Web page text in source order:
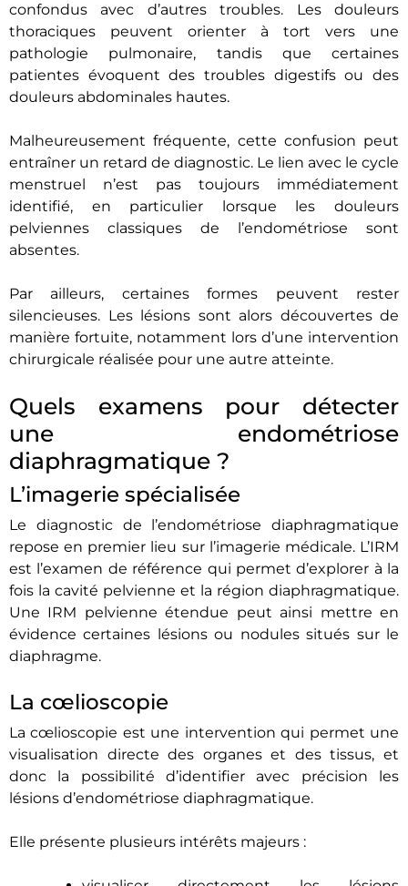
confondus avec d’autres troubles. Les douleurs
thoraciques peuvent orienter à tort vers une
pathologie pulmonaire, tandis que certaines
patientes évoquent des troubles digestifs ou des
douleurs abdominales hautes.
Malheureusement fréquente, cette confusion peut
entraîner un retard de diagnostic. Le lien avec le cycle
menstruel n’est pas toujours immédiatement
identifié, en particulier lorsque les douleurs
pelviennes classiques de l’endométriose sont
absentes.
Par ailleurs, certaines formes peuvent rester
silencieuses. Les lésions sont alors découvertes de
manière fortuite, notamment lors d’une intervention
chirurgicale réalisée pour une autre atteinte.
Quels examens pour détecter
une endométriose
diaphragmatique ?
L’imagerie spécialisée
Le diagnostic de l’endométriose diaphragmatique
repose en premier lieu sur l’imagerie médicale. L’IRM
est l’examen de référence qui permet d’explorer à la
fois la cavité pelvienne et la région diaphragmatique.
Une IRM pelvienne étendue peut ainsi mettre en
évidence certaines lésions ou nodules situés sur le
diaphragme.
La cœlioscopie
La cœlioscopie est une intervention qui permet une
visualisation directe des organes et des tissus, et
donc la possibilité d’identifier avec précision les
lésions d’endométriose diaphragmatique.
Elle présente plusieurs intérêts majeurs :